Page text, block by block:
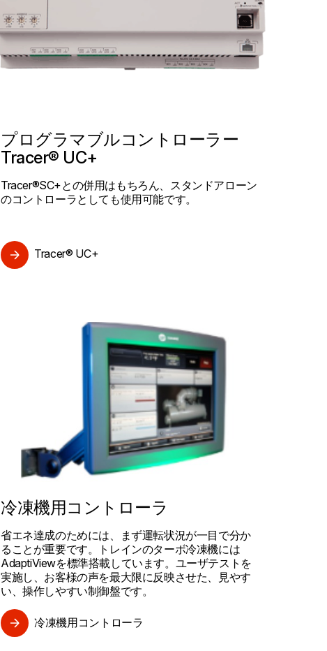
プログラマブルコントローラー
Tracer® UC+
Tracer®SC+との併用はもちろん、スタンドアローン
のコントローラとしても使用可能です。
Tracer® UC+
冷凍機用コントローラ
省エネ達成のためには、まず運転状況が一目で分か
ることが重要です。トレインのターボ冷凍機には
AdaptiViewを標準搭載しています。ユーザテストを
実施し、お客様の声を最大限に反映させた、見やす
い、操作しやすい制御盤です。
冷凍機用コントローラ